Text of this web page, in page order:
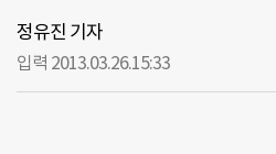
정유진 기자
입력 2013.03.26.15:33